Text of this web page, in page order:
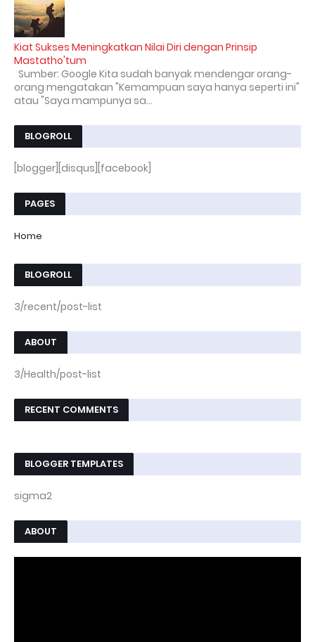
Kiat Sukses Meningkatkan Nilai Diri dengan Prinsip
Mastatho'tum
Sumber: Google Kita sudah banyak mendengar orang-
orang mengatakan "Kemampuan saya hanya seperti ini"
atau "Saya mampunya sa...
BLOGROLL
[blogger][disqus][facebook]
PAGES
Home
BLOGROLL
3/recent/post-list
ABOUT
3/Health/post-list
RECENT COMMENTS
BLOGGER TEMPLATES
sigma2
ABOUT